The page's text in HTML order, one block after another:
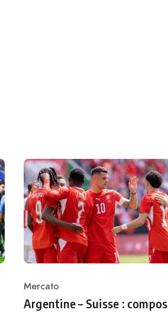
Category
Mercato
Argentine – Suisse : compos